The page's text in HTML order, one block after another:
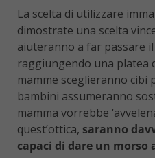
La scelta di utilizzare
dimostrate una scelta
aiuteranno a far passare
raggiungendo una platea
mamme sceglieranno
bambini assumeranno
mamma vorrebbe
quest’ottica, saranno
capaci di dare un morso